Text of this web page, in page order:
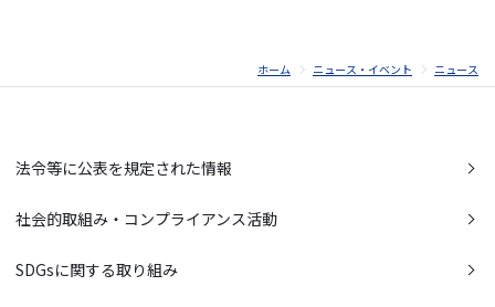
ホーム ニュース・イベント ニュース
法令等に公表を規定された情報
社会的取組み・コンプライアンス活動
SDGsに関する取り組み